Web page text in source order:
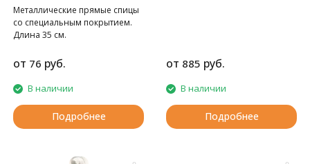
Металлические прямые спицы
со специальным покрытием.
Длина 35 см.
от 76 руб.
В наличии
Подробнее
от 885 руб.
В наличии
Подробнее